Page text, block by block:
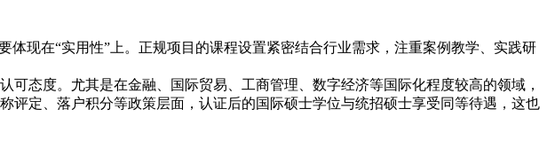
体现在“实用性”上。正规项目的课程设置紧密结合行业需求，注重案例教学、实践研
可态度。尤其是在金融、国际贸易、工商管理、数字经济等国际化程度较高的领域，
定、落户积分等政策层面，认证后的国际硕士学位与统招硕士享受同等待遇，这也